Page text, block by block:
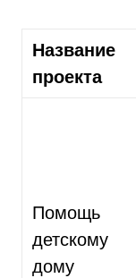
Название
проекта
Помощь
детскому
дому